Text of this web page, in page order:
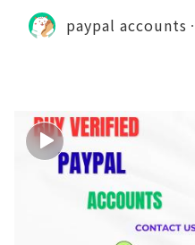
paypal accounts